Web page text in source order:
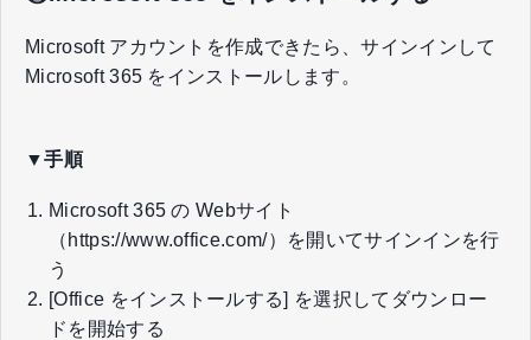
Microsoft アカウントを作成できたら、サインインして
Microsoft 365 をインストールします。
▼手順
Microsoft 365 の Webサイト
（ https://www.office.com/）を開いてサインインを行
う
[Office をインストールする] を選択してダウンロー
ドを開始する